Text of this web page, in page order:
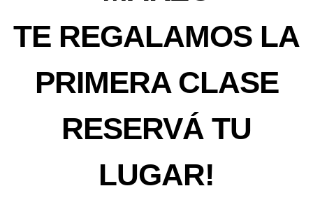
TE REGALAMOS LA
PRIMERA CLASE
RESERVÁ TU
LUGAR!